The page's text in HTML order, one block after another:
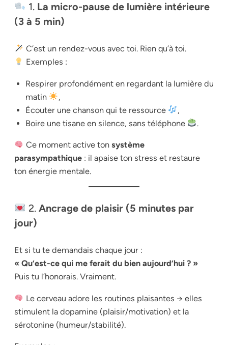
1. La micro-pause de lumière intérieure
(3 à 5 min)
C’est un rendez-vous avec toi. Rien qu’à toi.
Exemples :
Respirer profondément en regardant la lumière du
matin
,
Écouter une chanson qui te ressource
,
Boire une tisane en silence, sans téléphone
.
Ce moment active ton système
parasympathique : il apaise ton stress et restaure
ton énergie mentale.
2. Ancrage de plaisir (5 minutes par
jour)
Et si tu te demandais chaque jour :
« Qu’est-ce qui me ferait du bien aujourd’hui ? »
Puis tu l’honorais. Vraiment.
Le cerveau adore les routines plaisantes → elles
stimulent la dopamine (plaisir/motivation) et la
sérotonine (humeur/stabilité).